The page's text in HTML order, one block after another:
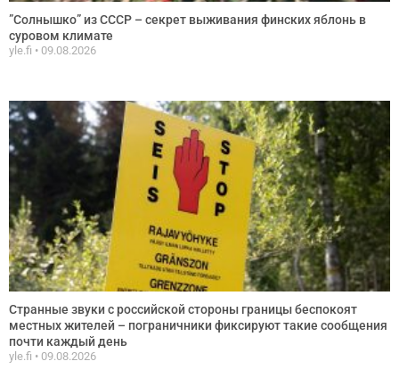
”Солнышко” из СССР – секрет выживания финских яблонь в
суровом климате
yle.fi 09.08.2026
Странные звуки с российской стороны границы беспокоят
местных жителей – пограничники фиксируют такие сообщения
почти каждый день
yle.fi 09.08.2026